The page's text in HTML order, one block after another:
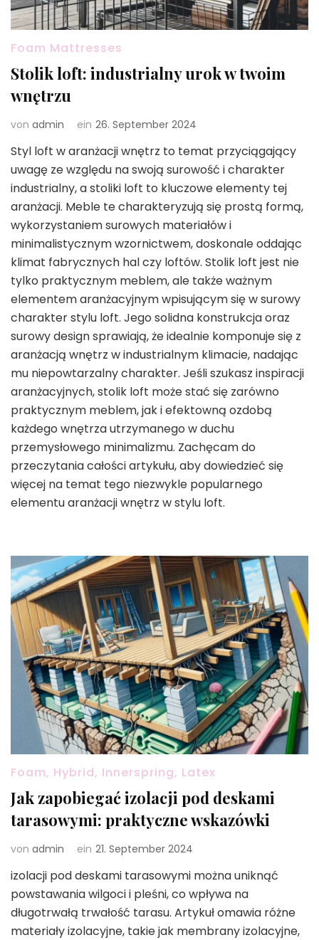
Foam Mattresses
Stolik loft: industrialny urok w twoim
wnętrzu
von admin ein 26. September 2024
Styl loft w aranżacji wnętrz to temat przyciągający
uwagę ze względu na swoją surowość i charakter
industrialny, a stoliki loft to kluczowe elementy tej
aranżacji. Meble te charakteryzują się prostą formą,
wykorzystaniem surowych materiałów i
minimalistycznym wzornictwem, doskonale oddając
klimat fabrycznych hal czy loftów. Stolik loft jest nie
tylko praktycznym meblem, ale także ważnym
elementem aranżacyjnym wpisującym się w surowy
charakter stylu loft. Jego solidna konstrukcja oraz
surowy design sprawiają, że idealnie komponuje się z
aranżacją wnętrz w industrialnym klimacie, nadając
mu niepowtarzalny charakter. Jeśli szukasz inspiracji
aranżacyjnych, stolik loft może stać się zarówno
praktycznym meblem, jak i efektowną ozdobą
każdego wnętrza utrzymanego w duchu
przemysłowego minimalizmu. Zachęcam do
przeczytania całości artykułu, aby dowiedzieć się
więcej na temat tego niezwykle popularnego
elementu aranżacji wnętrz w stylu loft.
Foam, Hybrid, Innerspring, Latex
Jak zapobiegać izolacji pod deskami
tarasowymi: praktyczne wskazówki
von admin ein 21. September 2024
izolacji pod deskami tarasowymi można uniknąć
powstawania wilgoci i pleśni, co wpływa na
długotrwałą trwałość tarasu. Artykuł omawia różne
materiały izolacyjne, takie jak membrany izolacyjne,